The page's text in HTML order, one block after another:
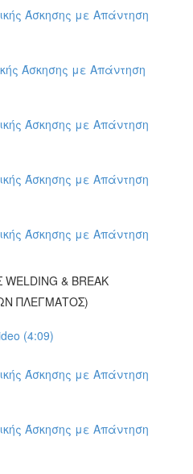
Άσκησης με Απάντηση
Άσκησης με Απάντηση
Άσκησης με Απάντηση
Άσκησης με Απάντηση
Άσκησης με Απάντηση
& BREAK
ΠΛΕΓΜΑΤΟΣ)
(4:09)
Άσκησης με Απάντηση
Άσκησης με Απάντηση